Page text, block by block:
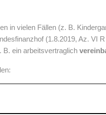
in vielen Fällen (z. B.
(1.8.2019, Az. VI
B. ein arbeitsvertraglich